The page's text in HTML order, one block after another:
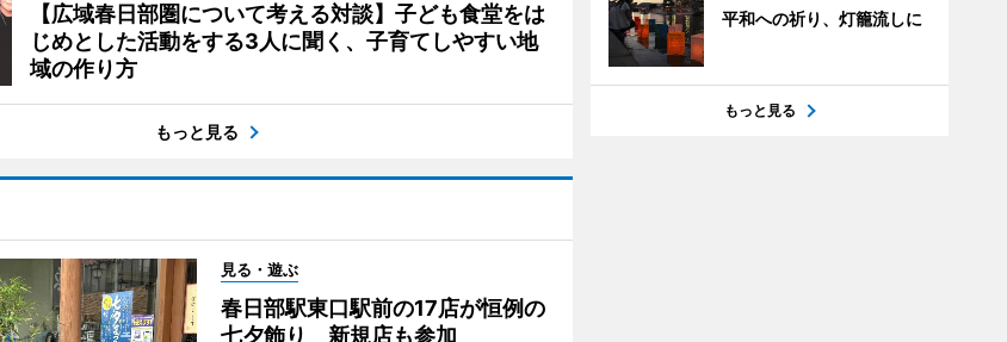
【広域春日部圏について考える対談】子ども食堂をは
じめとした活動をする3人に聞く、子育てしやすい地
域の作り方
もっと見る
見る・遊ぶ
春日部駅東口駅前の17店が恒例の
七夕飾り 新規店も参加
平和への祈り、灯籠流しに
もっと見る